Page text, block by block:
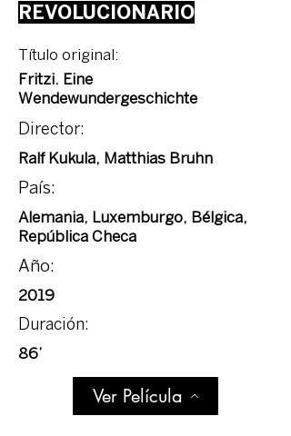
REVOLUCIONARIO
Título original:
Fritzi. Eine
Wendewundergeschichte
Director:
Ralf Kukula, Matthias Bruhn
País:
Alemania, Luxemburgo, Bélgica,
República Checa
Año:
2019
Duración:
86’
Ver Película